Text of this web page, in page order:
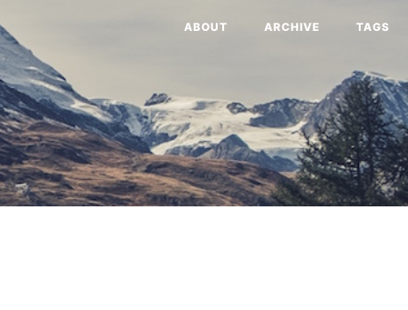
ABOUT ARCHIVE TAGS